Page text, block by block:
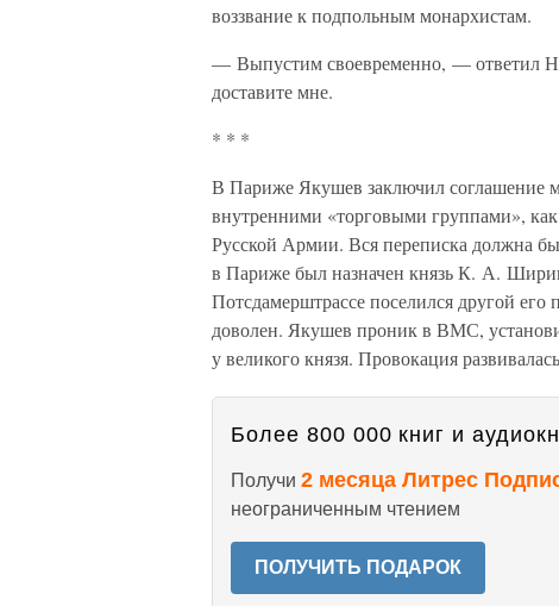
воззвание к подпольным монархистам.
— Выпустим своевременно, — ответил
доставите мне.
* * *
В Париже Якушев заключил соглашение
внутренними «торговыми группами»,
Русской Армии. Вся переписка должна
в Париже был назначен князь К. А.
Потсдамерштрассе поселился другой
доволен. Якушев проник в ВМС,
у великого князя. Провокация
Более 800 000 книг и
Получи 2 месяца Литрес
неограниченным чтением
ПОЛУЧИТЬ ПОДАРОК